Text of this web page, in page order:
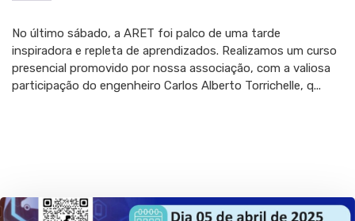
No último sábado, a ARET foi palco de uma tarde
inspiradora e repleta de aprendizados. Realizamos um curso
presencial promovido por nossa associação, com a valiosa
participação do engenheiro Carlos Alberto Torrichelle, q...